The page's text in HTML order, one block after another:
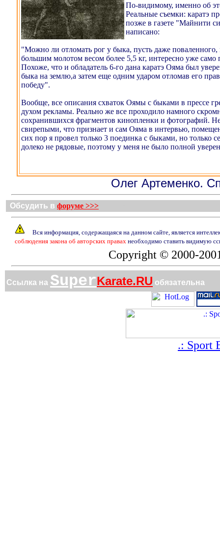
По-видимому, именно об
Реальные съемки: каратэ
позже в газете "Майнити
написано:
"Можно ли отломать рог у быка, пусть даже поваленного,
большим молотом весом более 5,5 кг, интересно уже само
Похоже, что и обладатель 6-го дана каратэ Ояма был
быка на землю,а затем еще одним ударом отломав его
победу".
Вообще, все описания схваток Оямы с быками в прессе
духом рекламы. Реально же все проходило намного
сохранившихся фрагментов кинопленки и фотографий.
свирепыми, что признает и сам Ояма в интервью,
сих пор я провел только 3 поединка с быками, но только
долеко не рядовые, поэтому у меня не было полной
Олег Артеменко.
Обсудить в форуме >>>
Вся информация, содержащаяся на данном сайте, является
соблюдения закона об авторских правах необходимо ставить видимую
Copyright © 2000-
Ссылка на SuperKarate.RU обязательна
.: Sport